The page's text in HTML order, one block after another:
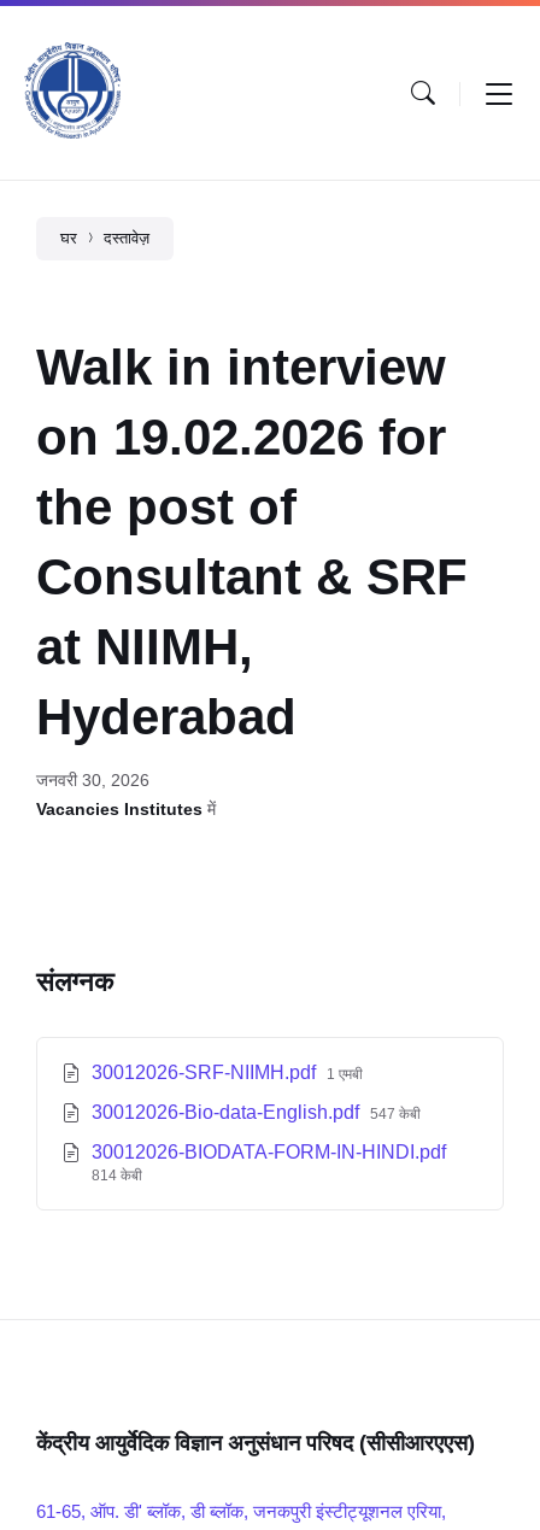
घर दस्तावेज़
Walk in interview
on 19.02.2026 for
the post of
Consultant & SRF
at NIIMH,
Hyderabad
जनवरी 30, 2026
Vacancies Institutes में
संलग्नक
30012026-SRF-NIIMH.pdf 1 एमबी
30012026-Bio-data-English.pdf 547 केबी
30012026-BIODATA-FORM-IN-HINDI.pdf
814 केबी
केंद्रीय आयुर्वेदिक विज्ञान अनुसंधान परिषद (सीसीआरएएस)
61-65, ऑप. डी' ब्लॉक, डी ब्लॉक, जनकपुरी इंस्टीट्यूशनल एरिया,